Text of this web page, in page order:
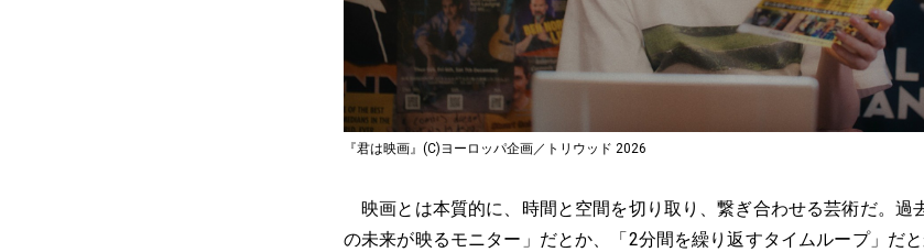
『君は映画』(C)ヨーロッパ企画／トリウッド 2026
映画とは本質的に、時間と空間を切り取り、繋ぎ合わせる芸術だ。過
の未来が映るモニター」だとか、「2分間を繰り返すタイムループ」だ